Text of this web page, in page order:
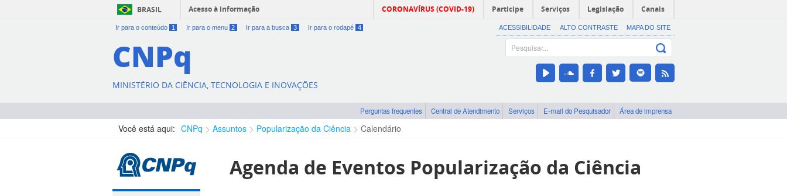
BRASIL Acesso à informação CORONAVÍRUS (COVID-19) Participe Serviços Legislação Canais
Ir para o conteúdo 1 Ir para o menu 2 Ir para a busca 3 Ir para o rodapé 4 ACESSIBILIDADE ALTO CONTRASTE MAPA DO SITE
CNPq
MINISTÉRIO DA CIÊNCIA, TECNOLOGIA E INOVAÇÕES
Perguntas frequentes Central de Atendimento Serviços E-mail do Pesquisador Área de imprensa
Você está aqui: CNPq Assuntos Popularização da Ciência Calendário
Agenda de Eventos Popularização da Ciência